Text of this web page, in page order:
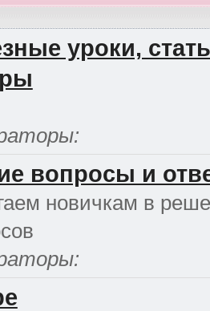
уроки,
вопросы и
новичкам в